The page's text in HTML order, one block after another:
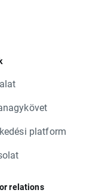
platform
relations